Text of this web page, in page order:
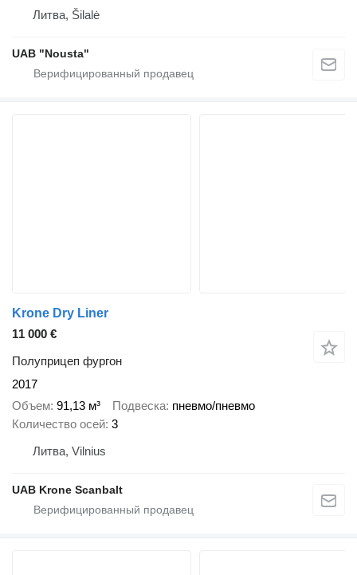
Литва, Šilalė
UAB "Nousta"
Krone Dry Liner
11 000 €
Полуприцеп фургон
2017
Объем 91,13 м³ Подвеска пневмо/пневмо
Количество осей 3
Литва, Vilnius
UAB Krone Scanbalt